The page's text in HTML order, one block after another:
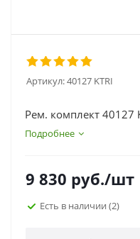
Артикул:40127 KTRI
Рем. комплект 40127
Подробнее
9 830 руб./шт
Есть в наличии (2)